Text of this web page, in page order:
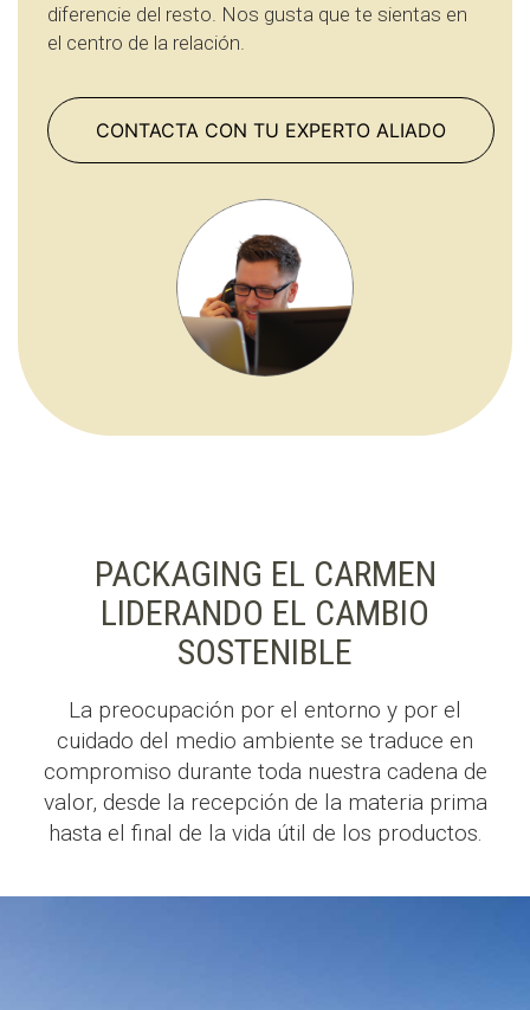
diferencie del resto. Nos gusta que te sientas en
el centro de la relación.
CONTACTA CON TU EXPERTO ALIADO
PACKAGING EL CARMEN
LIDERANDO EL CAMBIO
SOSTENIBLE
La preocupación por el entorno y por el
cuidado del medio ambiente se traduce en
compromiso durante toda nuestra cadena de
valor, desde la recepción de la materia prima
hasta el final de la vida útil de los productos.